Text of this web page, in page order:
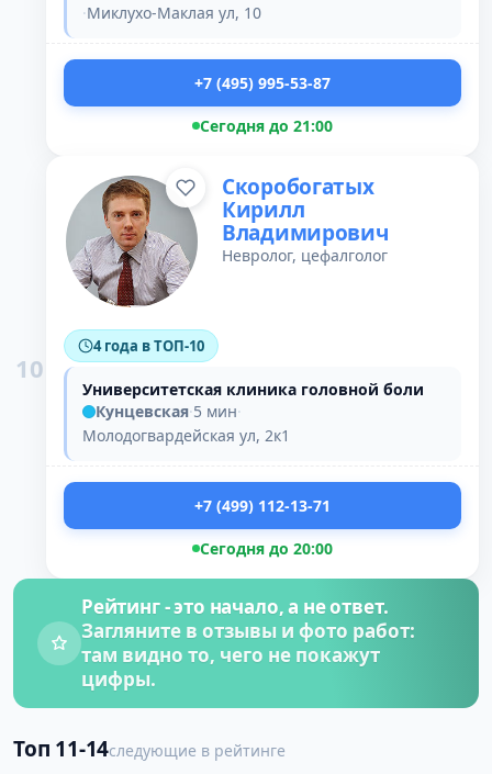
·Миклухо-Маклая ул, 10
+7 (495) 995-53-87
Сегодня до 21:00
10
Скоробогатых
Кирилл
Владимирович
Невролог, цефалголог
4 года в ТОП-10
Университетская клиника головной боли
Кунцевская·5 мин·
Молодогвардейская ул, 2к1
+7 (499) 112-13-71
Сегодня до 20:00
Рейтинг - это начало, а не ответ.
Загляните в отзывы и фото работ:
там видно то, чего не покажут
цифры.
Топ 11-14следующие в рейтинге